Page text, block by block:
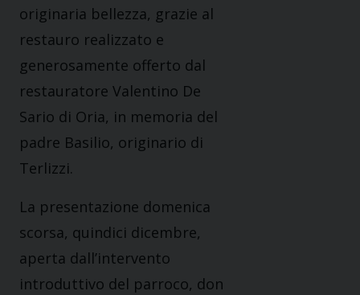
originaria bellezza, grazie al
restauro realizzato e
generosamente offerto dal
restauratore Valentino De
Sario di Oria, in memoria del
padre Basilio, originario di
Terlizzi.
La presentazione domenica
scorsa, quindici dicembre,
aperta dall’intervento
introduttivo del parroco, don